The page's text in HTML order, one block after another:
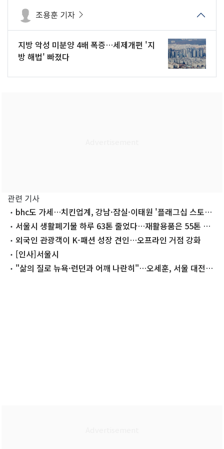
조용훈 기자
지방 악성 미분양 4배 폭증…세제개편 '지
방 해법' 빠졌다
관련 기사
bhc도 가세…치킨업계, 강남·잠실·이태원 '플래그십 스토
어' 대전
서울시 생활폐기물 하루 63톤 줄었다…재활용품은 55톤 증
가 외국인 관광객이 K-패션 성장 견인…오프라인 거점 강화
[인사]서울시
"삶의 질로 뉴욕·런던과 어깨 나란히"…오세훈, 서울 대전환